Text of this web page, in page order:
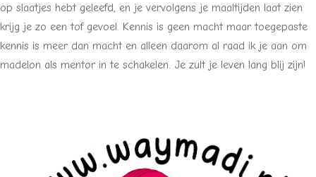
op slaatjes hebt geleefd, en je vervolgens je maaltijden laat zien
krijg je zo een tof gevoel. Kennis is geen macht maar toegepaste
kennis is meer dan macht en alleen daarom al raad ik je aan om
madelon als mentor in te schakelen. Je zult je leven lang blij zijn!